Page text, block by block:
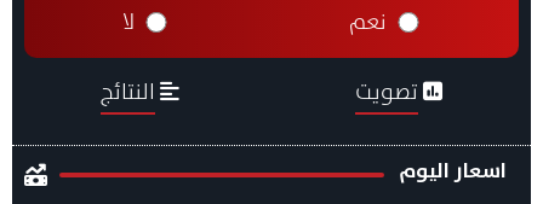
نعم لا
تصويت النتائج
اسعار اليوم